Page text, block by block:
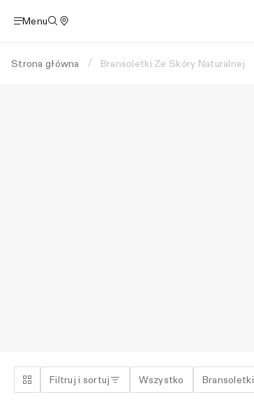
Menu
Strona główna / Bransoletki Ze Skóry Naturalnej
Filtruj i sortuj Wszystko Bransoletki